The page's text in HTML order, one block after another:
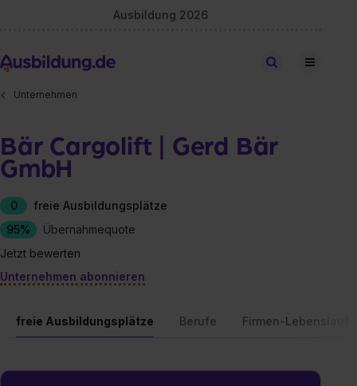
Ausbildung 2026
Stellen finden
Unternehmen
Bär Cargolift | Gerd Bär
GmbH
0
freie Ausbildungsplätze
95%
Übernahmequote
Jetzt bewerten
Unternehmen abonnieren
freie Ausbildungsplätze Berufe Firmen-Lebenslauf